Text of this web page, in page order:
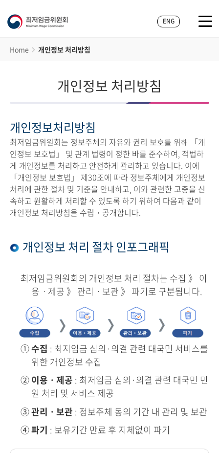
ENG
Home 개인정보 처리방침
개인정보 처리방침
개인정보처리방침
최저임금위원회는 정보주체의 자유와 권리 보호를 위해 「개
인정보 보호법」 및 관계 법령이 정한 바를 준수하여, 적법하
게 개인정보를 처리하고 안전하게 관리하고 있습니다. 이에
「개인정보 보호법」 제30조에 따라 정보주체에게 개인정보
처리에 관한 절차 및 기준을 안내하고, 이와 관련한 고충을 신
속하고 원활하게 처리할 수 있도록 하기 위하여 다음과 같이
개인정보 처리방침을 수립・공개합니다.
개인정보 처리 절차 인포그래픽
최저임금위원회의 개인정보 처리 절차는 수집 》 이
용ㆍ제공 》 관리ㆍ보관 》 파기로 구분됩니다.
①수집 : 최저임금 심의·의결 관련 대국민 서비스를
위한 개인정보 수집
② 이용ㆍ제공 : 최저임금 심의·의결 관련 대국민 민
원 처리 및 서비스 제공
③관리ㆍ보관 : 정보주체 동의 기간 내 관리 및 보관
④파기 : 보유기간 만료 후 지체없이 파기